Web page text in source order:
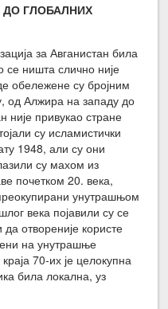
ГЛОБАЛНИХ
за Авганистан била
се ништа слично није
обележене су бројним
од Алжира на западу до
није привукао стране
су исламистички
1948, али су они
су махом из
почетком 20. века,
унутрашњом
века појавили су се
отвореније користе
на унутрашње
70-их је целокупна
била локална, уз